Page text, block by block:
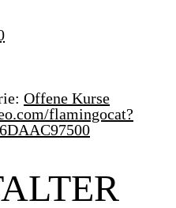
Offene Kurse
flamingocat?